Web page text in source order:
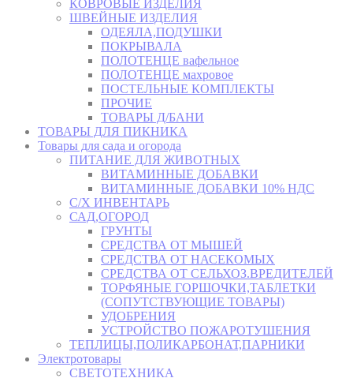
КОВРОВЫЕ ИЗДЕЛИЯ
ШВЕЙНЫЕ ИЗДЕЛИЯ
ОДЕЯЛА,ПОДУШКИ
ПОКРЫВАЛА
ПОЛОТЕНЦЕ вафельное
ПОЛОТЕНЦЕ махровое
ПОСТЕЛЬНЫЕ КОМПЛЕКТЫ
ПРОЧИЕ
ТОВАРЫ Д/БАНИ
ТОВАРЫ ДЛЯ ПИКНИКА
Товары для сада и огорода
ПИТАНИЕ ДЛЯ ЖИВОТНЫХ
ВИТАМИННЫЕ ДОБАВКИ
ВИТАМИННЫЕ ДОБАВКИ 10% НДС
С/Х ИНВЕНТАРЬ
САД,ОГОРОД
ГРУНТЫ
СРЕДСТВА ОТ МЫШЕЙ
СРЕДСТВА ОТ НАСЕКОМЫХ
СРЕДСТВА ОТ СЕЛЬХОЗ.ВРЕДИТЕЛЕЙ
ТОРФЯНЫЕ ГОРШОЧКИ,ТАБЛЕТКИ
(СОПУТСТВУЮЩИЕ ТОВАРЫ)
УДОБРЕНИЯ
УСТРОЙСТВО ПОЖАРОТУШЕНИЯ
ТЕПЛИЦЫ,ПОЛИКАРБОНАТ,ПАРНИКИ
Электротовары
СВЕТОТЕХНИКА